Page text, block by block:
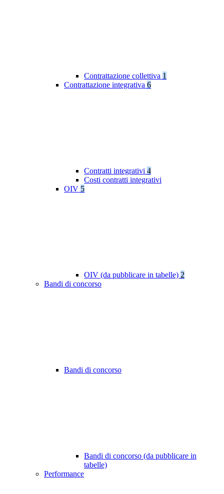
Contrattazione collettiva 1
Contrattazione integrativa 6
Contratti integrativi 4
Costi contratti integrativi
OIV 5
OIV (da pubblicare in tabelle) 2
Bandi di concorso
Bandi di concorso
Bandi di concorso (da pubblicare in
tabelle)
Performance